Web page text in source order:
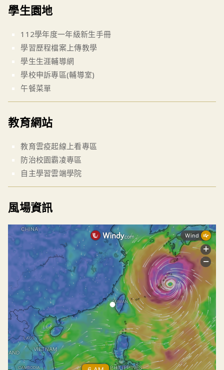
學生園地
112學年度一年級新生手冊
學習歷程檔案上傳教學
學生生涯輔導網
學校申訴專區(輔導室)
午餐菜單
教育網站
教育雲疫起線上看專區
防治校園霸凌專區
自主學習雲端學院
風場資訊